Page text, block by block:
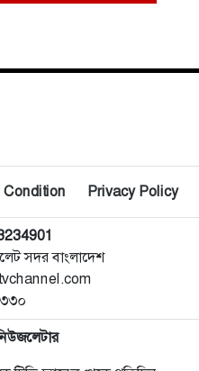
Condition Privacy Policy
সদর বাংলাদেশ